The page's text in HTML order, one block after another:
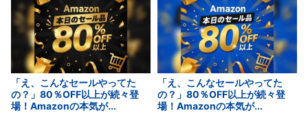
「え、こんなセールやってた
の？」80％OFF以上が続々登
場！Amazonの本気が...
「え、こんなセールやってた
の？」80％OFF以上が続々登
場！Amazonの本気が...